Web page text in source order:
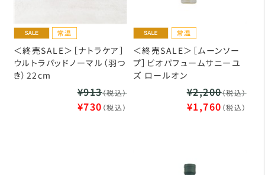
＜終売SALE＞［ナトラケア］
ウルトラパッドノーマル（羽つ
き）22cm
¥913（税込）
¥730 （税込）
＜終売SALE＞［ムーンソー
プ］ビオパフュームサニーユ
ズ ロールオン
¥2,200（税込）
¥1,760 （税込）